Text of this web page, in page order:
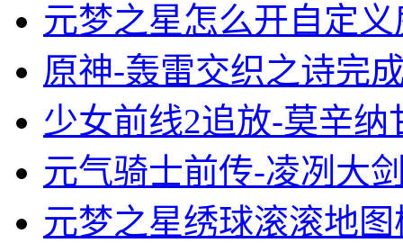
元梦之星怎么开自定
原神-轰雷交织之诗完
少女前线2追放-莫辛
元气骑士前传-凌冽大
元梦之星绣球滚滚地